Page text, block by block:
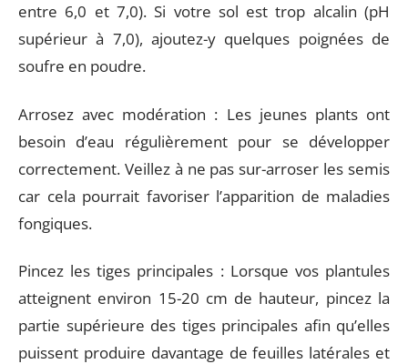
entre 6,0 et 7,0). Si votre sol est trop alcalin (pH
supérieur à 7,0), ajoutez-y quelques poignées de
soufre en poudre.
Arrosez avec modération : Les jeunes plants ont
besoin d’eau régulièrement pour se développer
correctement. Veillez à ne pas sur-arroser les semis
car cela pourrait favoriser l’apparition de maladies
fongiques.
Pincez les tiges principales : Lorsque vos plantules
atteignent environ 15-20 cm de hauteur, pincez la
partie supérieure des tiges principales afin qu’elles
puissent produire davantage de feuilles latérales et